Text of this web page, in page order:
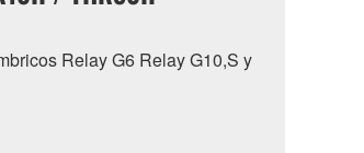
Relay G6 Relay G10,S y